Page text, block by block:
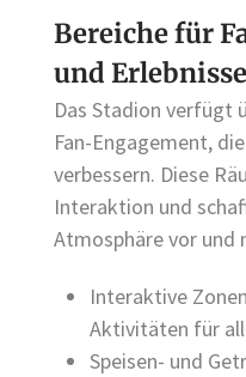
Bereiche für
und Erlebnisse
Das Stadion verfügt
Fan-Engagement,
verbessern. Diese
Interaktion und
Atmosphäre vor und
Interaktive
Aktivitäten für
Speisen- und